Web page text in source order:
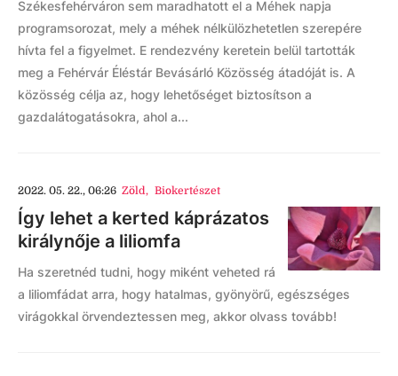
Székesfehérváron sem maradhatott el a Méhek napja
programsorozat, mely a méhek nélkülözhetetlen szerepére
hívta fel a figyelmet. E rendezvény keretein belül tartották
meg a Fehérvár Éléstár Bevásárló Közösség átadóját is. A
közösség célja az, hogy lehetőséget biztosítson a
gazdalátogatásokra, ahol a...
2022. 05. 22., 06:26 Zöld, Biokertészet
Így lehet a kerted káprázatos
királynője a liliomfa
Ha szeretnéd tudni, hogy miként veheted rá
a liliomfádat arra, hogy hatalmas, gyönyörű, egészséges
virágokkal örvendeztessen meg, akkor olvass tovább!